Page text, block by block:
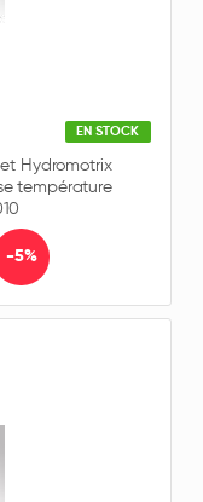
EN STOCK
Hydromotrix
température
-5%